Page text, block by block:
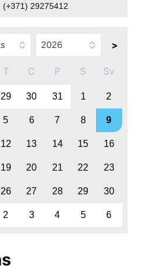
(+371) 29275412
>
T C P S Sv
29 30 31 1 2
5 6 7 8 9
12 13 14 15 16
19 20 21 22 23
26 27 28 29 30
2 3 4 5 6